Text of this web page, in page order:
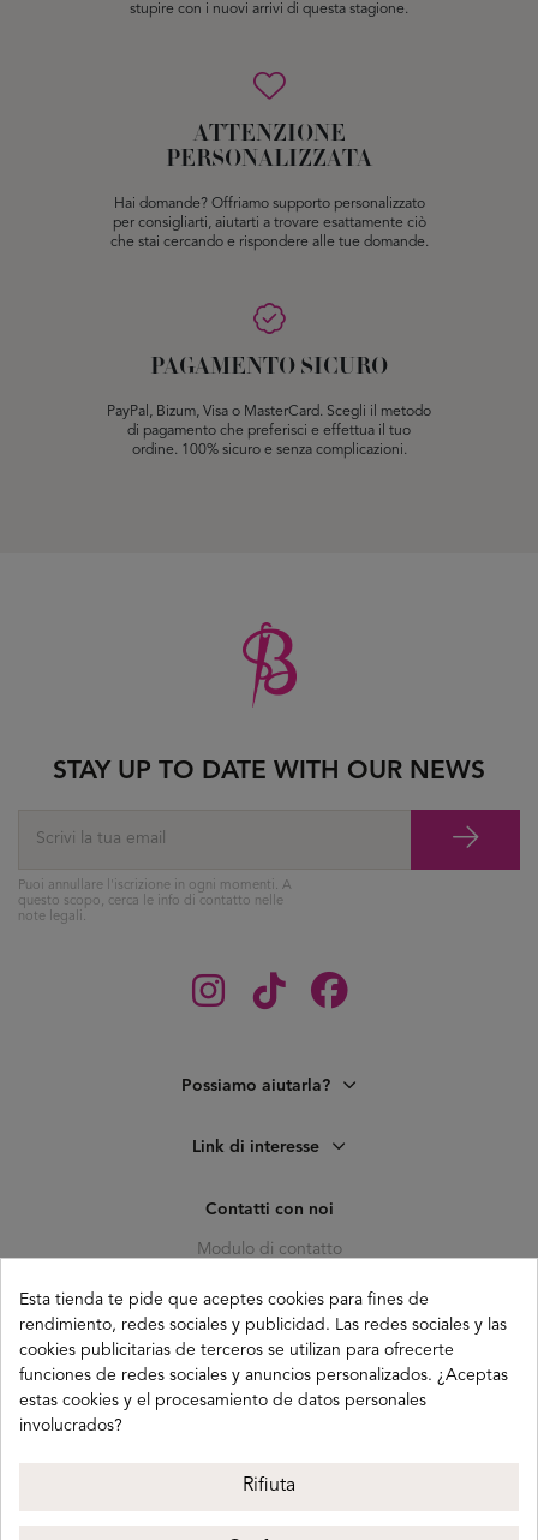
stupire con i nuovi arrivi di questa stagione.
ATTENZIONE
PERSONALIZZATA
Hai domande? Offriamo supporto personalizzato
per consigliarti, aiutarti a trovare esattamente ciò
che stai cercando e rispondere alle tue domande.
PAGAMENTO SICURO
PayPal, Bizum, Visa o MasterCard. Scegli il metodo
di pagamento che preferisci e effettua il tuo
ordine. 100% sicuro e senza complicazioni.
Possiamo aiutarla?
Link di interesse
Contatti con noi
Modulo di contatto
41010 (Triana) Sevilla
info@buganco.com
STAY UP TO DATE WITH OUR NEWS
Puoi annullare l'iscrizione in ogni momenti. A
questo scopo, cerca le info di contatto nelle
note legali.
Esta tienda te pide que aceptes cookies para fines de
rendimiento, redes sociales y publicidad. Las redes sociales y las
cookies publicitarias de terceros se utilizan para ofrecerte
funciones de redes sociales y anuncios personalizados. ¿Aceptas
estas cookies y el procesamiento de datos personales
involucrados?
Rifiuta